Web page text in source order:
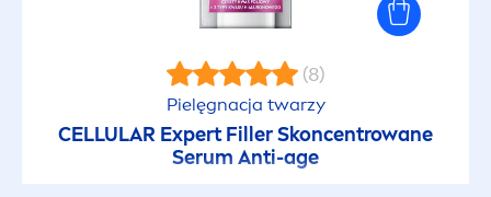
(8)
Pielęgnacja twarzy
CELLULAR ExpertFillerSkoncentrowane
Serum Anti-age